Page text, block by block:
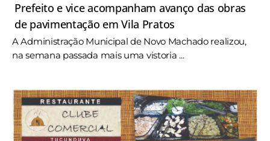
Prefeito e vice acompanham avanço das obras
de pavimentação em Vila Pratos
A Administração Municipal de Novo Machado realizou,
na semana passada mais uma vistoria ...